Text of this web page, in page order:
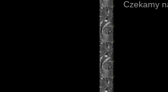
Czekamy